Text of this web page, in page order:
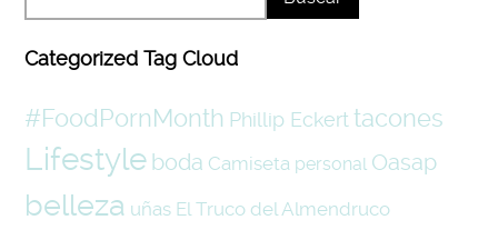
Categorized Tag Cloud
#FoodPornMonth Phillip Eckert tacones
Lifestyle boda Camiseta personal Oasap
belleza uñas El Truco del Almendruco